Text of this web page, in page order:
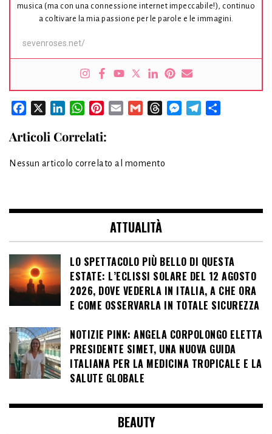
musica (ma con una connessione internet impeccabile!), continuo
a coltivare la mia passione per le parole e le immagini.
sevenroses.net/
Facebook LinkedInWhatsAppPinterest
Email Gmail ThreadsMessenger
Telegram
Articoli Correlati:
Nessun articolo correlato al momento
ATTUALITÀ
LO SPETTACOLO PIÙ BELLO DI QUESTA
ESTATE: L’ECLISSI SOLARE DEL 12 AGOSTO
2026, DOVE VEDERLA IN ITALIA, A CHE ORA
E COME OSSERVARLA IN TOTALE SICUREZZA
NOTIZIE PINK: ANGELA CORPOLONGO ELETTA
PRESIDENTE SIMET, UNA NUOVA GUIDA
ITALIANA PER LA MEDICINA TROPICALE E LA
SALUTE GLOBALE
BEAUTY